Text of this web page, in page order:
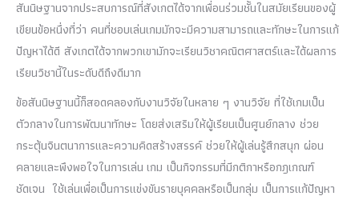
สันนิษฐานจากประสบการณ์ที่สังเกตได้จากเพื่อนร่วมชั้นในสมัยเรียนของผู้
เขียนข้อหนึ่งที่ว่า คนที่ชอบเล่นเกมมักจะมีความสามารถและทักษะในการแก้
ปัญหาได้ดี สังเกตได้จากพวกเขามักจะเรียนวิชาคณิตศาสตร์และได้ผลการ
เรียนวิชานี้ในระดับดีถึงดีมาก
ข้อสันนิษฐานนี้ก็สอดคลองกับงานวิจัยในหลาย ๆ งานวิจัย ที่ใช้เกมเป็น
ตัวกลางในการพัฒนาทักษะ โดยส่งเสริมให้ผู้เรียนเป็นศูนย์กลาง ช่วย
กระตุ้นจินตนาการและความคิดสร้างสรรค์ ช่วยให้ผู้เล่นรู้สึกสนุก ผ่อน
คลายและพึงพอใจในการเล่น เกม เป็นกิจกรรมที่มีกติกาหรือกฎเกณฑ์
ชัดเจน ใช้เล่นเพื่อเป็นการแข่งขันรายบุคคลหรือเป็นกลุ่ม เป็นการแก้ปัญหา